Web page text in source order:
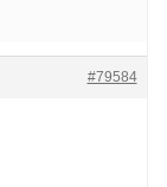
#79584